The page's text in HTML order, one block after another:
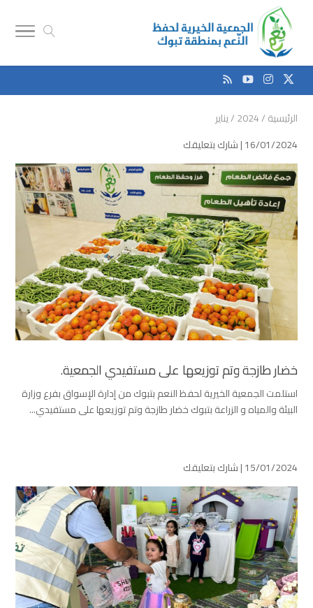
الرئيسية/
2024
/يناير
16/01/2024 | شارك بتعليقك
خضار طازجة وتم توزيعها على مستفيدي الجمعية.
استلمت الجمعية الخيرية لحفظ النعم بتبوك من إدارة الإسواق بفرع وزارة
البيئة والمياه و الزراعة بتبوك خضار طازجة وتم توزيعها على مستفيدي...
15/01/2024 | شارك بتعليقك